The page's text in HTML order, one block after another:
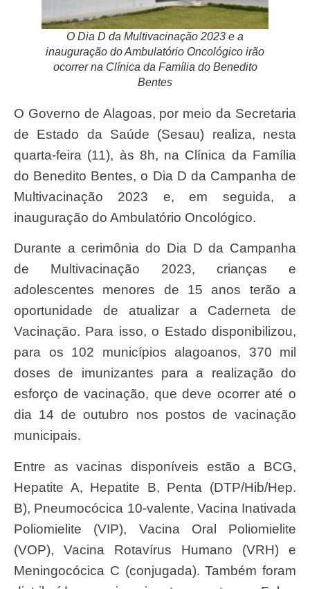
O Dia D da Multivacinação 2023 e a
inauguração do Ambulatório Oncológico irão
ocorrer na Clínica da Família do Benedito
Bentes
O Governo de Alagoas, por meio da Secretaria
de Estado da Saúde (Sesau) realiza, nesta
quarta-feira (11), às 8h, na Clínica da Família
do Benedito Bentes, o Dia D da Campanha de
Multivacinação 2023 e, em seguida, a
inauguração do Ambulatório Oncológico.
Durante a cerimônia do Dia D da Campanha
de Multivacinação 2023, crianças e
adolescentes menores de 15 anos terão a
oportunidade de atualizar a Caderneta de
Vacinação. Para isso, o Estado disponibilizou,
para os 102 municípios alagoanos, 370 mil
doses de imunizantes para a realização do
esforço de vacinação, que deve ocorrer até o
dia 14 de outubro nos postos de vacinação
municipais.
Entre as vacinas disponíveis estão a BCG,
Hepatite A, Hepatite B, Penta (DTP/Hib/Hep.
B), Pneumocócica 10-valente, Vacina Inativada
Poliomielite (VIP), Vacina Oral Poliomielite
(VOP), Vacina Rotavírus Humano (VRH) e
Meningocócica C (conjugada). Também foram